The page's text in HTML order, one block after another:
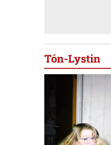
Tón-Lystin